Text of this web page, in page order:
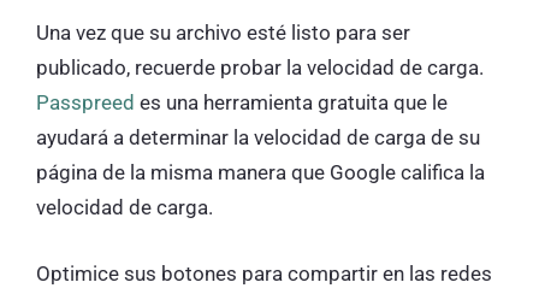
Una vez que su archivo esté listo para ser
publicado, recuerde probar la velocidad de carga.
Passpreed es una herramienta gratuita que le
ayudará a determinar la velocidad de carga de su
página de la misma manera que Google califica la
velocidad de carga.
Optimice sus botones para compartir en las redes